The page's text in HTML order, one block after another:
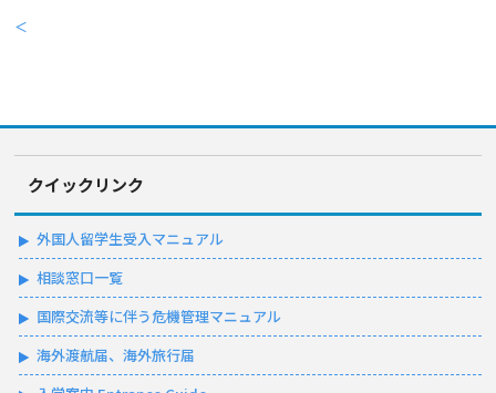
＜
クイックリンク
外国人留学生受入マニュアル
相談窓口一覧
国際交流等に伴う危機管理マニュアル
海外渡航届、海外旅行届